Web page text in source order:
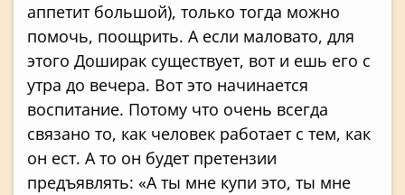
аппетит большой), только тогда можно
помочь, поощрить. А если маловато, для
этого Доширак существует, вот и ешь его с
утра до вечера. Вот это начинается
воспитание. Потому что очень всегда
связано то, как человек работает с тем, как
он ест. А то он будет претензии
предъявлять: «А ты мне купи это, ты мне